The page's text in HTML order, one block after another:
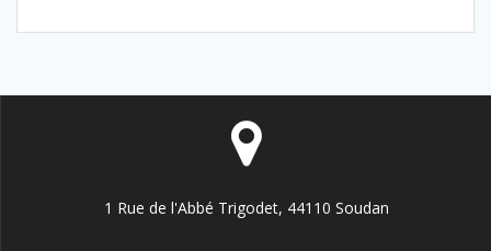
1 Rue de l'Abbé Trigodet, 44110 Soudan